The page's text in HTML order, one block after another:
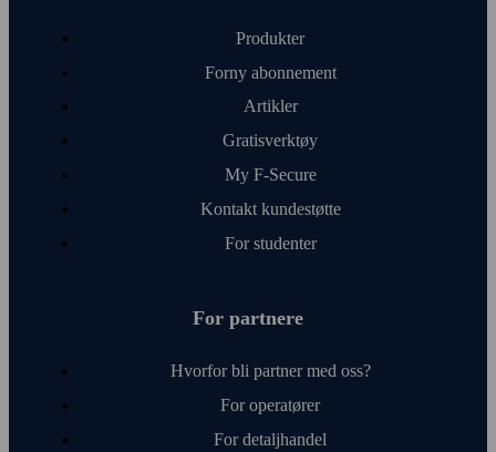
Produkter
Forny abonnement
Artikler
Gratis­verktøy
My F‑Secure
Kontakt kunde­støtte
For studenter
For partnere
Hvorfor bli partner med oss?
For operatører
For detalj­handel